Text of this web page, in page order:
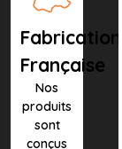
Fabrication
Française
Nos
produits
sont
conçus